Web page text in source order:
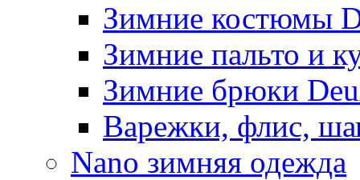
Зимние костюмы
Зимние пальто и
Зимние брюки
Варежки, флис,
Nano зимняя одежда